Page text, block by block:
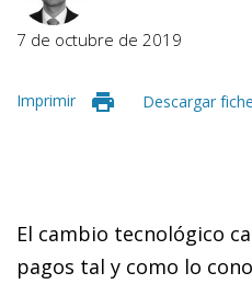
7 de octubre de 2019
Imprimir Descargar
El cambio tecnológico
pagos tal y como lo